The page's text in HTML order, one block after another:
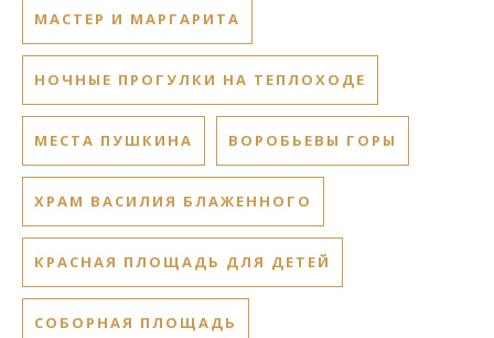
МАСТЕР И МАРГАРИТА
НОЧНЫЕ ПРОГУЛКИ НА ТЕПЛОХОДЕ
МЕСТА ПУШКИНА ВОРОБЬЕВЫ ГОРЫ
ХРАМ ВАСИЛИЯ БЛАЖЕННОГО
КРАСНАЯ ПЛОЩАДЬ ДЛЯ ДЕТЕЙ
СОБОРНАЯ ПЛОЩАДЬ